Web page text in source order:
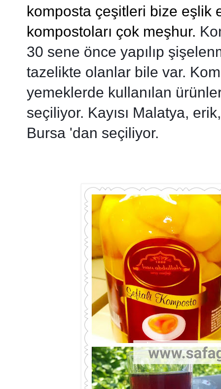
komposta çeşitleri bize eşlik
kompostoları çok meşhur.
30 sene önce yapılıp
tazelikte olanlar bile var.
yemeklerde kullanılan
seçiliyor. Kayısı Malatya,
Bursa 'dan seçiliyor.